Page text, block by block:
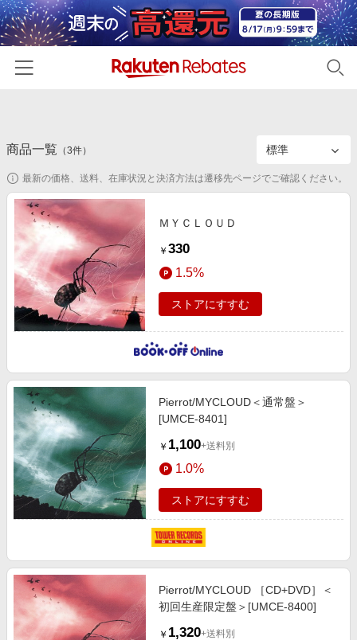
カテゴリー一覧
百貨店・総合ECモール
ファッション・インナー・小物
食品・スイーツ・お酒
日用品・キッチン用品
コスメ・健康・医薬品
キッズ・ベビー用品
スポーツ・アウトドア・ゴルフ
インテリア・寝具
ペット・花・DIY・車
旅行・レジャー・ホテル予約
生活・お役立ち
金融・マネー・保険
ビジネス・その他サービス
イベント一覧
リーベイツ注目ストア
初回購入者限定特典
対象ストア新規限定特典
新着ストアのご紹介
電子書籍特集
楽天サービス特集
旅行特集
わくわく夏特集
とことん買い物チャレンジ
Apple公式サイト×楽天カード分割払い
Qoo10メガポ
Samsung ボーナスキャンペーン
週末の高還元 夏の長期版
ヘルプ
友達紹介
楽天IDでログイン/会員登録
商品一覧 （3件）
最新の価格、送料、在庫状況と決済方法は遷移先ページでご確認ください。
ＭＹＣＬＯＵＤ
￥ 330
1.5%
ストアにすすむ
Pierrot/MYCLOUD＜通常盤＞
[UMCE-8401]
￥ 1,100+送料別
1.0%
ストアにすすむ
Pierrot/MYCLOUD ［CD+DVD］＜
初回生産限定盤＞[UMCE-8400]
￥ 1,320+送料別